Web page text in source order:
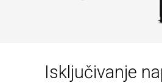
Isključivanje